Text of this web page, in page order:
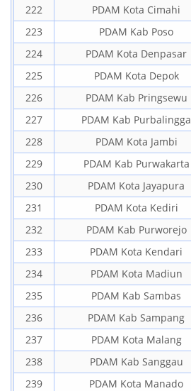
222 PDAM Kota Cimahi
223
PDAM Kab Poso
224
PDAM Kota Denpasar
225
PDAM Kota Depok
226
PDAM Kab Pringsewu
227
PDAM Kab Purbalingga
228
PDAM Kota Jambi
229
PDAM Kab Purwakarta
230
PDAM Kota Jayapura
231
PDAM Kota Kediri
232
PDAM Kab Purworejo
233
PDAM Kota Kendari
234
PDAM Kota Madiun
235
PDAM Kab Sambas
236
PDAM Kab Sampang
237
PDAM Kota Malang
238
PDAM Kab Sanggau
239
PDAM Kota Manado